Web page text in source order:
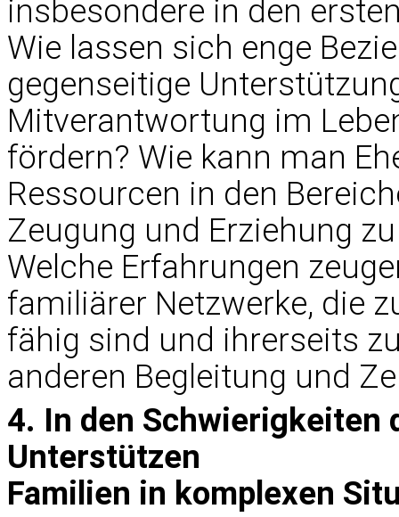
insbesondere in den
Wie lassen sich enge
gegenseitige
Mitverantwortung im
fördern? Wie kann man
Ressourcen in den
Zeugung und Erziehung
Welche Erfahrungen
familiärer Netzwerke, die
fähig sind und ihrerseits
anderen Begleitung und
4. In den Schwierigkeiten
Unterstützen
Familien in komplexen